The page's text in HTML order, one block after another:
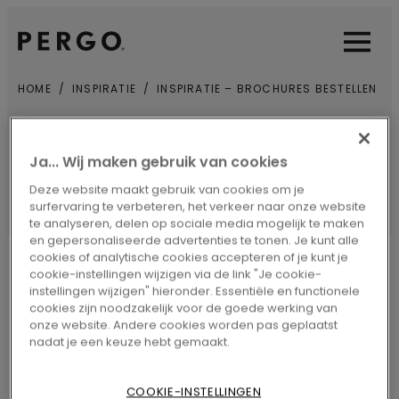
OpenOpen
HOME INSPIRATIE INSPIRATIE – BROCHURES BESTELLEN
INSPIRATIE - BROCHURES
BESTELLEN
Laminaat
LAMINAAT
Brochure downloaden
Vinyl
VINYL
Ja... Wij maken gebruik van cookies
Deze website maakt gebruik van cookies om je
surfervaring te verbeteren, het verkeer naar onze website
te analyseren, delen op sociale media mogelijk te maken
en gepersonaliseerde advertenties te tonen. Je kunt alle
cookies of analytische cookies accepteren of je kunt je
cookie-instellingen wijzigen via de link "Je cookie-
instellingen wijzigen" hieronder. Essentiële en functionele
cookies zijn noodzakelijk voor de goede werking van
onze website. Andere cookies worden pas geplaatst
nadat je een keuze hebt gemaakt.
COOKIE-INSTELLINGEN